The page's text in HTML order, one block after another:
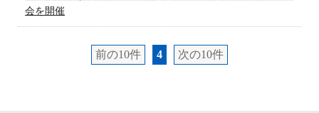
会を開催
前の10件 4 次の10件